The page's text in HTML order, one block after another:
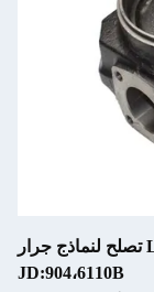
NF101540 المحور الأمامي ، المفاصل ، LH تصلح لنماذج جرار
JD:904،6110B